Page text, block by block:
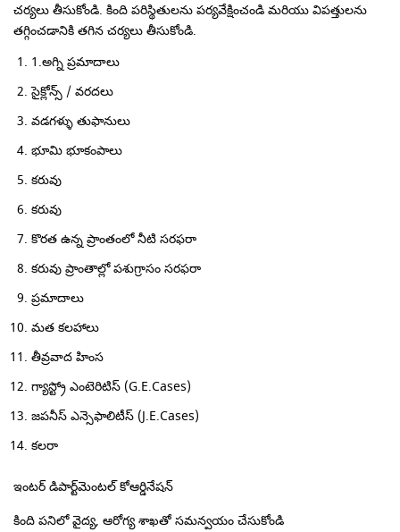
చర్యలు తీసుకోండి. కింది పరిస్థితులను పర్యవేక్షించండి మరియు విపత్తులను
తగ్గించడానికి తగిన చర్యలు తీసుకోండి.
1.అగ్ని ప్రమాదాలు
సైక్లోన్స్ / వరదలు
వడగళ్ళు తుఫానులు
భూమి భూకంపాలు
కరువు
కరువు
కొరత ఉన్న ప్రాంతంలో నీటి సరఫరా
కరువు ప్రాంతాల్లో పశుగ్రాసం సరఫరా
ప్రమాదాలు
మత కలహాలు
తీవ్రవాద హింస
గ్యాస్ట్రో ఎంటెరిటిస్ (G.E.Cases)
జపనీస్ ఎన్సెఫాలిటీస్ (J.E.Cases)
కలరా
ఇంటర్ డిపార్ట్‌మెంటల్ కోఆర్డినేషన్
కింది పనిలో వైద్య, ఆరోగ్య శాఖతో సమన్వయం చేసుకోండి